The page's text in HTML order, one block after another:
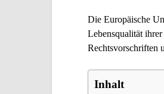
Die Europäische
Lebensqualität
Rechtsvorschriften
Inhalt